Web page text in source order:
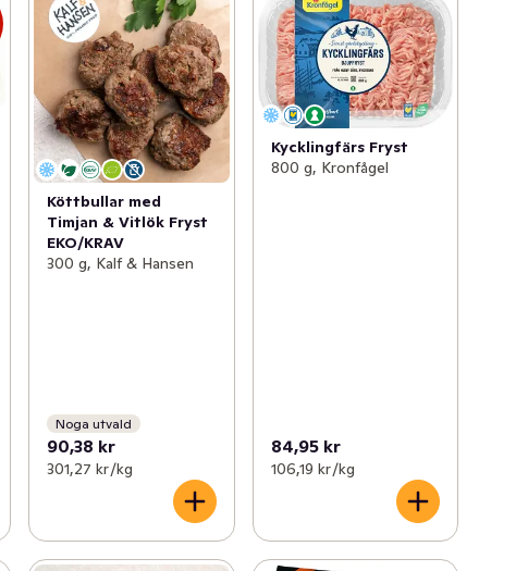
Köttbullar med
Timjan & Vitlök Fryst
EKO/KRAV
300 g, Kalf & Hansen
Noga utvald
90,38 kr
301,27 kr /kg
Kycklingfärs Fryst
800 g, Kronfågel
84,95 kr
106,19 kr /kg